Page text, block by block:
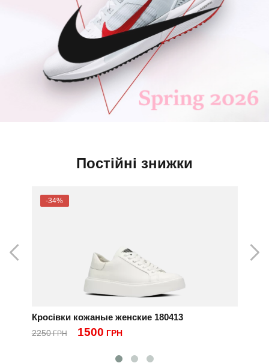
Постійні знижки
-34%
Кросівки кожаные женские 180413
2250ГРН 1500 ГРН